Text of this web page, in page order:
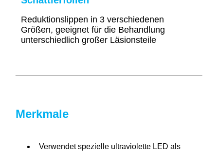
Reduktionslippen in 3 verschiedenen
Größen, geeignet für die Behandlung
unterschiedlich großer Läsionsteile
Merkmale
Verwendet spezielle ultraviolette LED als